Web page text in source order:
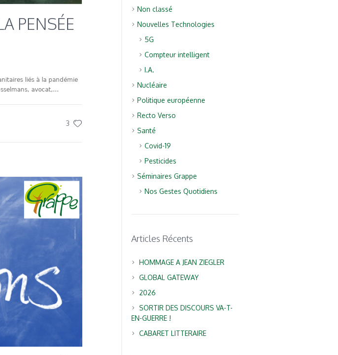
PENSÉE
liés à la pandémie
avocat,...
3
Non classé
Nouvelles Technologies
5G
Compteur intelligent
I.A.
Nucléaire
Politique européenne
Recto Verso
Santé
Covid-19
Pesticides
Séminaires Grappe
Nos Gestes Quotidiens
Articles Récents
HOMMAGE A JEAN ZIEGLER
GLOBAL GATEWAY
2026
SORTIR DES DISCOURS VA-T-
EN-GUERRE !
CABARET LITTERAIRE